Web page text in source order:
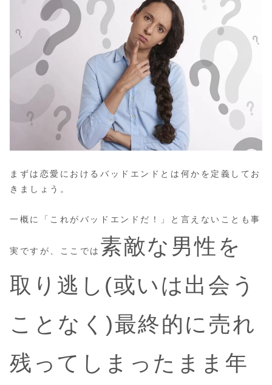
まずは恋愛におけるバッドエンドとは何かを定義してお
きましょう。
一概に「これがバッドエンドだ！」と言えないことも事
実ですが、ここでは 素敵な男性を
取り逃し(或いは出会う
ことなく)最終的に売れ
残ってしまったまま年